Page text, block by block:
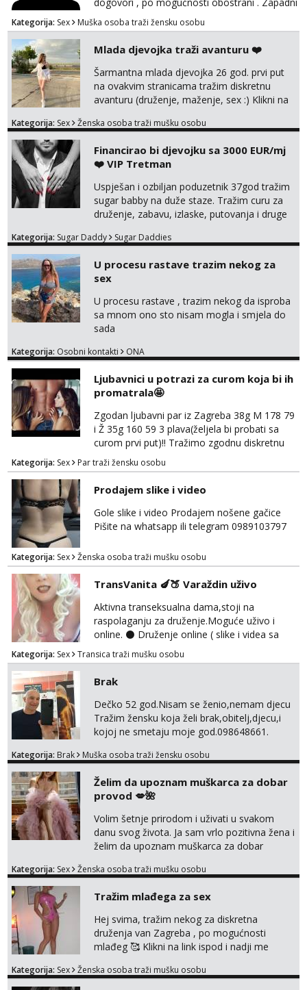
dio Zagreba .Javiti se prvo porukom na
WhatsApp ili Telegram 0958634499
Kategorija: Sex Muška osoba traži žensku osobu
Mlada djevojka traži avanturu ❤️
Šarmantna mlada djevojka 26 god. prvi put
na ovakvim stranicama tražim diskretnu
avanturu (druženje, maženje, sex :) Klikni na
Kategorija: Sex Ženska osoba traži mušku osobu
Financirao bi djevojku sa 3000 EUR/mj
❤️ VIP Tretman
Uspješan i ozbiljan poduzetnik 37god tražim
sugar babby na duže staze. Tražim curu za
druženje, zabavu, izlaske, putovanja i druge
otvorena, komunikativna, zgodna i atraktivna
markodalic37@gmail.com
Kategorija: Sugar Daddy Sugar Daddies
U procesu rastave trazim nekog za
sex
U procesu rastave , trazim nekog da isproba
sa mnom ono sto nisam mogla i smjela do
sada
Kategorija: Osobni kontakti ONA
Ljubavnici u potrazi za curom koja bi ih
promatrala🤩
Zgodan ljubavni par iz Zagreba 38g M 178 79
i Ž 35g 160 59 3 plava(željela bi probati sa
curom prvi put)!! Tražimo zgodnu diskretnu
curu koja bi nas promatrala dok imamo
žestok odnos. Može se pridruziti ali i ne
mora.Bitno da uzivamo diskretno anonimno
bez upoznavanja puno.Sliku mozemo
razmjeniti,ali najbolje uzivo se upoznati. Na
goo smo do 15.8 poslije tog mozemo se
Kategorija: Sex Par traži žensku osobu
Prodajem slike i video
Gole slike i video Prodajem nošene gačice
Pišite na whatsapp ili telegram 0989103797
Kategorija: Sex Ženska osoba traži mušku osobu
TransVanita 🍆🍑 Varaždin uživo
Aktivna transeksualna dama,stoji na
raspolaganju za druženje.Moguće uživo i
online. ⚫ Druženje online ( slike i videa sa
dopisivanjem ili hot razgovorom) te Cam
2cam ⚫Fetiš stvari za sladokusce šaljem (
gaćice,najlonke i ostalo...) ⚫ Snimam videa
po narudžbi, samo za tvoj užitak
⚫Ispunjavam razne fetiše-BDSM
Bondage,Discipline,Sadism,Masochism,igra
senzacije kao i foot,piss,shit,fart,sp...
Kategorija: Sex Transica traži mušku osobu
Brak
Dečko 52 god.Nisam se ženio,nemam djecu
Tražim žensku koja želi brak,obitelj,djecu,i
kojoj ne smetaju moje god.098648661.
Kategorija: Brak Muška osoba traži žensku osobu
Želim da upoznam muškarca za dobar
provod 💋🌺
Volim šetnje prirodom i uživati u svakom
danu svog života. Ja sam vrlo pozitivna žena i
želim da upoznam muškarca za dobar
na link ispod i nadji me tamo, cekam te!
Kategorija: Sex Ženska osoba traži mušku osobu
Tražim mlađega za sex
Hej svima, tražim nekog za diskretna
druženja van Zagreba , po mogućnosti
mlađeg 🥰 Klikni na link ispod i nadji me
Kategorija: Sex Ženska osoba traži mušku osobu